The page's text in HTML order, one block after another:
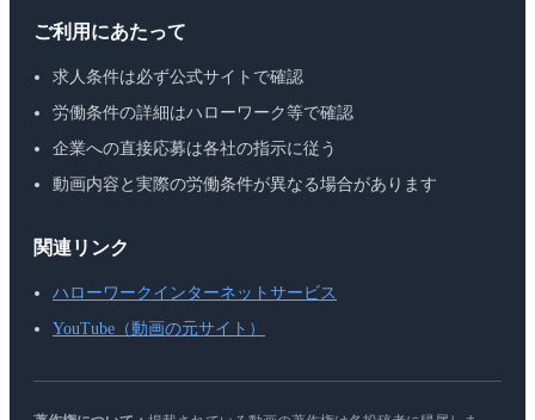
ご利用にあたって
求人条件は必ず公式サイトで確認
労働条件の詳細はハローワーク等で確認
企業への直接応募は各社の指示に従う
動画内容と実際の労働条件が異なる場合があります
関連リンク
ハローワークインターネットサービス
YouTube（動画の元サイト）